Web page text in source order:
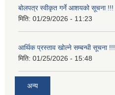
बोलपत्र स्वीकृत गर्ने आशयको सूचना !!!
मिति: 01/29/2026 - 11:23
आर्थिक प्रस्ताव खोल्ने सम्बन्धी सूचना !!!
मिति: 01/25/2026 - 15:48
अन्य